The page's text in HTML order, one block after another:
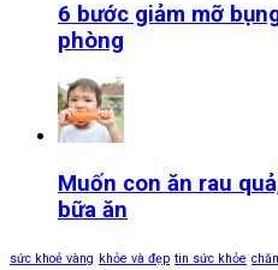
6 bước giảm mỡ
phòng
Muốn con ăn rau
bữa ăn
sức khoẻ vàng khỏe và đẹp tin sức khỏe